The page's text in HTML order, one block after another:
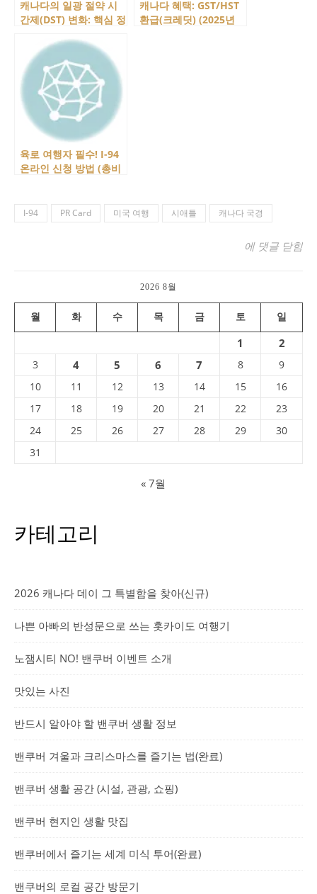
캐나다의 일광 절약 시
간제(DST) 변화: 핵심 정
캐나다 혜택: GST/HST
환급(크레딧) (2025년
육로 여행자 필수! I-94
온라인 신청 방법 (총비
I-94 PR Card 미국 여행 시애틀 캐나다 국경
밴쿠버에서 시
에 댓글 닫힘
2026 8월
월 화 수 목 금 토 일
1 2
3 4 5 6 7 8
9
10
11 12 13 14 15
16
17
18 19 20 21 22
23
24
25 26 27 28 29
30
31
« 7월
카테고리
2026 캐나다 데이 그 특별함을 찾아(신규)
나쁜 아빠의 반성문으로 쓰는 홋카이도 여행기
노잼시티 NO! 밴쿠버 이벤트 소개
맛있는 사진
반드시 알아야 할 밴쿠버 생활 정보
밴쿠버 겨울과 크리스마스를 즐기는 법(완료)
밴쿠버 생활 공간 (시설, 관광, 쇼핑)
밴쿠버 현지인 생활 맛집
밴쿠버에서 즐기는 세계 미식 투어(완료)
밴쿠버의 로컬 공간 방문기